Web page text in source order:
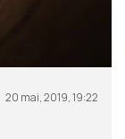
20 mai, 2019, 19:22